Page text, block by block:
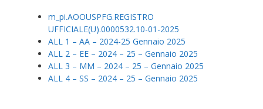
m_pi.AOOUSPFG.REGISTRO
UFFICIALE(U).0000532.10-01-2025
ALL 1 – AA – 2024-25 Gennaio 2025
ALL 2 – EE – 2024 – 25 – Gennaio 2025
ALL 3 – MM – 2024 – 25 – Gennaio 2025
ALL 4 – SS – 2024 – 25 – Gennaio 2025